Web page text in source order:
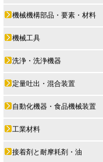
機械機構部品・要素・材料
機械工具
洗浄・洗浄機器
定量吐出・混合装置
自動化機器・食品機械装置
工業材料
接着剤と耐摩耗剤・油